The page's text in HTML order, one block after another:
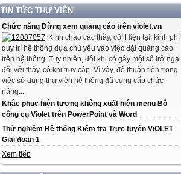
TIN TỨC THƯ VIỆN
Chức năng Dừng xem quảng cáo trên violet.vn
Kính chào các thầy, cô! Hiện tại, kinh phí
duy trì hệ thống dựa chủ yếu vào việc đặt quảng cáo
trên hệ thống. Tuy nhiên, đôi khi có gây một số trở ngại
đối với thầy, cô khi truy cập. Vì vậy, để thuận tiện trong
việc sử dụng thư viện hệ thống đã cung cấp chức
năng...
Khắc phục hiện tượng không xuất hiện menu Bộ
công cụ Violet trên PowerPoint và Word
Thử nghiệm Hệ thống Kiểm tra Trực tuyến ViOLET
Giai đoạn 1
Xem tiếp